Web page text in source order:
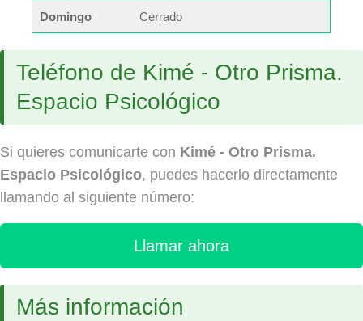
Domingo Cerrado
Teléfono de Kimé - Otro Prisma.
Espacio Psicológico
Si quieres comunicarte con Kimé - Otro Prisma.
Espacio Psicológico, puedes hacerlo directamente
llamando al siguiente número:
Llamar ahora
Más información